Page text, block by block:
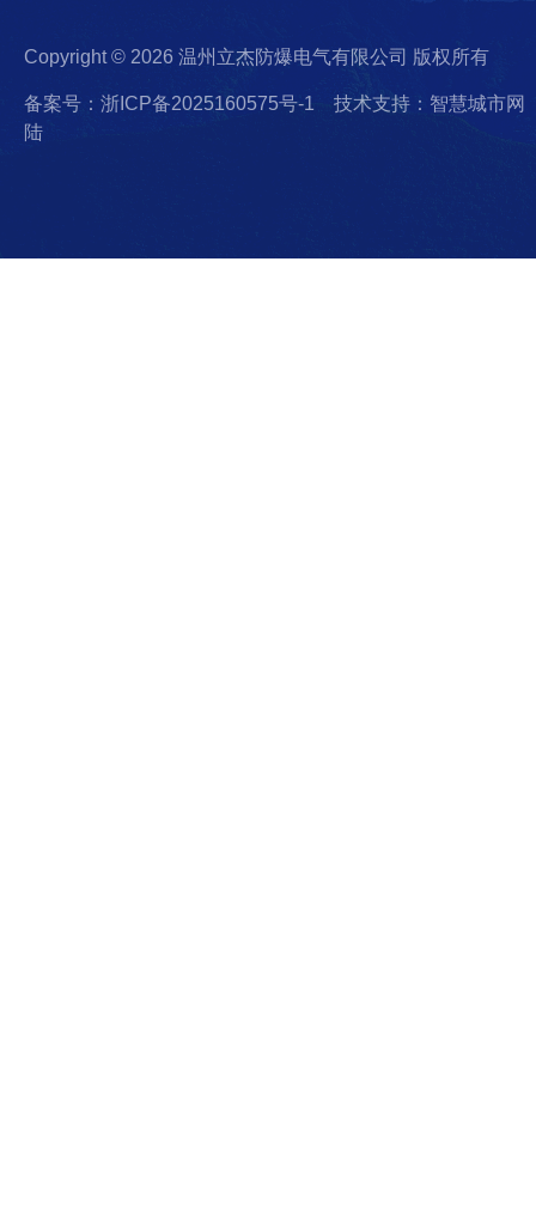
Copyright © 2026 温州立杰防爆电气有限公司 版权所有
备案号：浙ICP备2025160575号-1
技术支持：智慧城市网
陆